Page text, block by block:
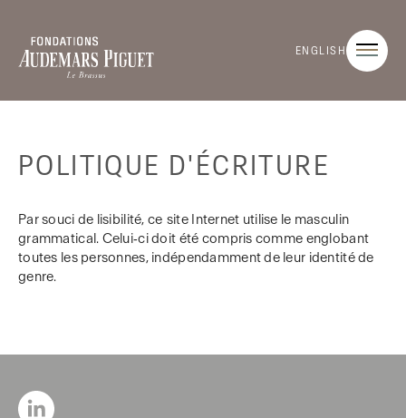
ENGLISH
POLITIQUE D'ÉCRITURE
Par souci de lisibilité, ce site Internet utilise le masculin
grammatical. Celui‑ci doit été compris comme englobant
toutes les personnes, indépendamment de leur identité de
genre.